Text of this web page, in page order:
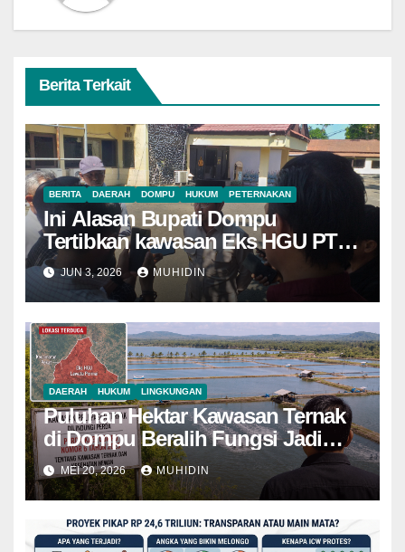
Berita Terkait
BERITA DAERAH DOMPU HUKUM PETERNAKAN
Ini Alasan Bupati Dompu
Tertibkan kawasan Eks HGU PT
Lawata Permai
JUN 3, 2026 MUHIDIN
DAERAH HUKUM LINGKUNGAN
Puluhan Hektar Kawasan Ternak
di Dompu Beralih Fungsi Jadi
Tambak Udang
MEI 20, 2026 MUHIDIN